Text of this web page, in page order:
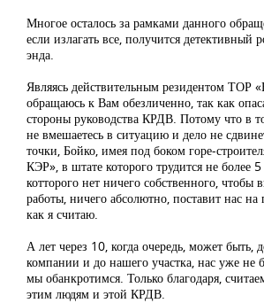
Многое осталось за рамками данного
если излагать все, получится детективный
энда.
Являясь действительным резидентом ТОР
обращаюсь к Вам обезличенно, так как
стороны руководства КРДВ. Потому что в
не вмешаетесь в ситуацию и дело не
точки, Бойко, имея под боком горе-
КЭР», в штате которого трудится не более
котторого нет ничего собственного, чтобы
работы, ничего абсолютно, поставит нас на
как я считаю.
А лет через 10, когда очередь, может быть,
компании и до нашего участка, нас уже не
мы обанкротимся. Только благодаря,
этим людям и этой КРДВ.